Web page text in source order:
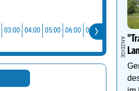
03:00 04:00 05:00 06:00 07:00